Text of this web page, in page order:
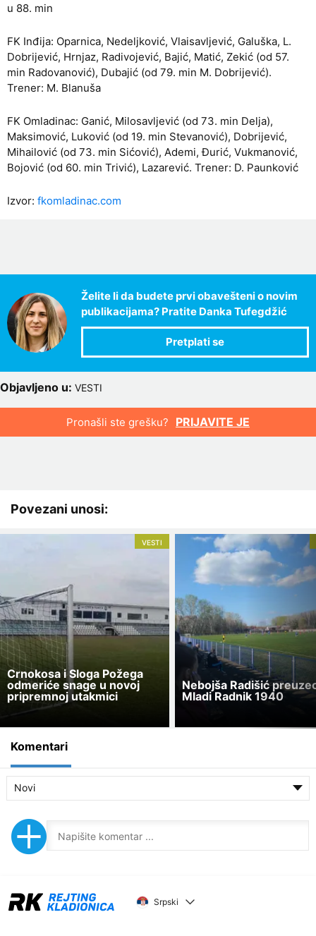
u 88. min
FK Inđija: Oparnica, Nedeljković, Vlaisavljević, Galuška, L.
Dobrijević, Hrnjaz, Radivojević, Bajić, Matić, Zekić (od 57.
min Radovanović), Dubajić (od 79. min M. Dobrijević).
Trener: M. Blanuša
FK Omladinac: Ganić, Milosavljević (od 73. min Delja),
Maksimović, Luković (od 19. min Stevanović), Dobrijević,
Mihailović (od 73. min Sićović), Ademi, Đurić, Vukmanović,
Bojović (od 60. min Trivić), Lazarević. Trener: D. Paunković
Izvor: fkomladinac.com
Želite li da budete prvi obavešteni o novim
publikacijama? Pratite Danka Tufegdžić
Objavljeno u: VESTI
Pronašli ste grešku? PRIJAVITE JE
Povezani unosi:
VESTI
Crnokosa i Sloga Požega
odmeriće snage u novoj
pripremnoj utakmici
Nebojša Radišić
Mladi Radnik 1940
Komentari
Novi
Srpski